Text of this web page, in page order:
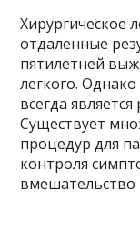
Хирургическое
отдаленные
пятилетней
легкого.
всегда
Существует
процедур для
контроля